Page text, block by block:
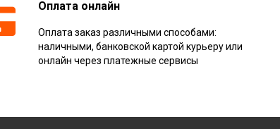
Оплата онлайн
Оплата заказ различными способами:
наличными, банковской картой курьеру или
онлайн через платежные сервисы